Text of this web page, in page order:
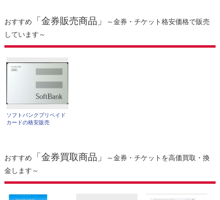
おすすめ 「金券販売商品」
～金券・チケット格安価格で販売
しています～
ソフトバンクプリペイド
カードの格安販売
おすすめ 「金券買取商品」
～金券・チケットを高価買取・換
金します～